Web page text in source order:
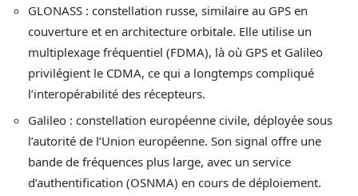
GLONASS : constellation russe, similaire au GPS en
couverture et en architecture orbitale. Elle utilise un
multiplexage fréquentiel (FDMA), là où GPS et Galileo
privilégient le CDMA, ce qui a longtemps compliqué
l’interopérabilité des récepteurs.
Galileo : constellation européenne civile, déployée sous
l’autorité de l’Union européenne. Son signal offre une
bande de fréquences plus large, avec un service
d’authentification (OSNMA) en cours de déploiement.